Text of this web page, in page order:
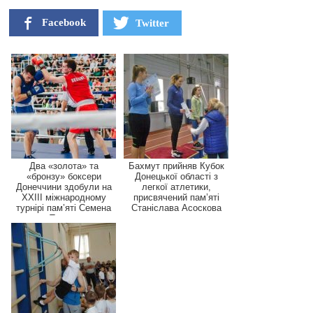
Facebook Twitter
Два «золота» та
«бронзу» боксери
Донеччини здобули на
XXIII міжнародному
турнірі пам’яті Семена
Трес...
Бахмут прийняв Кубок
Донецької області з
легкої атлетики,
присвячений пам’яті
Станіслава Асоскова